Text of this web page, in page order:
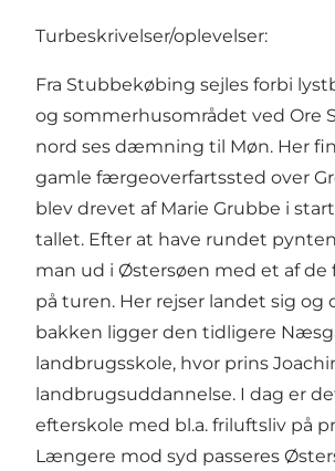
Turbeskrivelser/oplevelser:
Fra Stubbekøbing sejles forbi
og sommerhusområdet ved Ore
nord ses dæmning til Møn. Her
gamle færgeoverfartssted over
blev drevet af Marie Grubbe i
tallet. Efter at have rundet
man ud i Østersøen med et af
på turen. Her rejser landet sig og
bakken ligger den tidligere
landbrugsskole, hvor prins
landbrugsuddannelse. I dag er
efterskole med bl.a. friluftsliv på
Længere mod syd passeres